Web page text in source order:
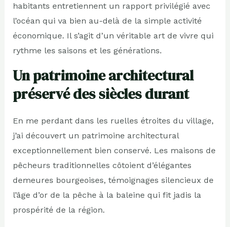
habitants entretiennent un rapport privilégié avec
l’océan qui va bien au-delà de la simple activité
économique. Il s’agit d’un véritable art de vivre qui
rythme les saisons et les générations.
Un patrimoine architectural
préservé des siècles durant
En me perdant dans les ruelles étroites du village,
j’ai découvert un patrimoine architectural
exceptionnellement bien conservé. Les maisons de
pêcheurs traditionnelles côtoient d’élégantes
demeures bourgeoises, témoignages silencieux de
l’âge d’or de la pêche à la baleine qui fit jadis la
prospérité de la région.